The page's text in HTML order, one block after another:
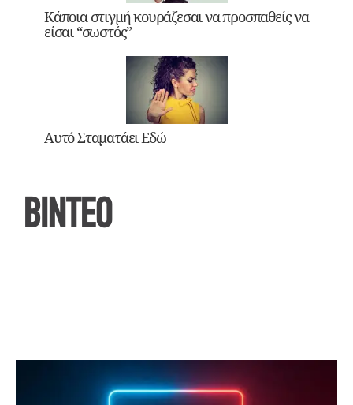
Κάποια στιγμή κουράζεσαι να προσπαθείς να
είσαι “σωστός”
Αυτό Σταματάει Εδώ
ΒΙΝΤΕΟ